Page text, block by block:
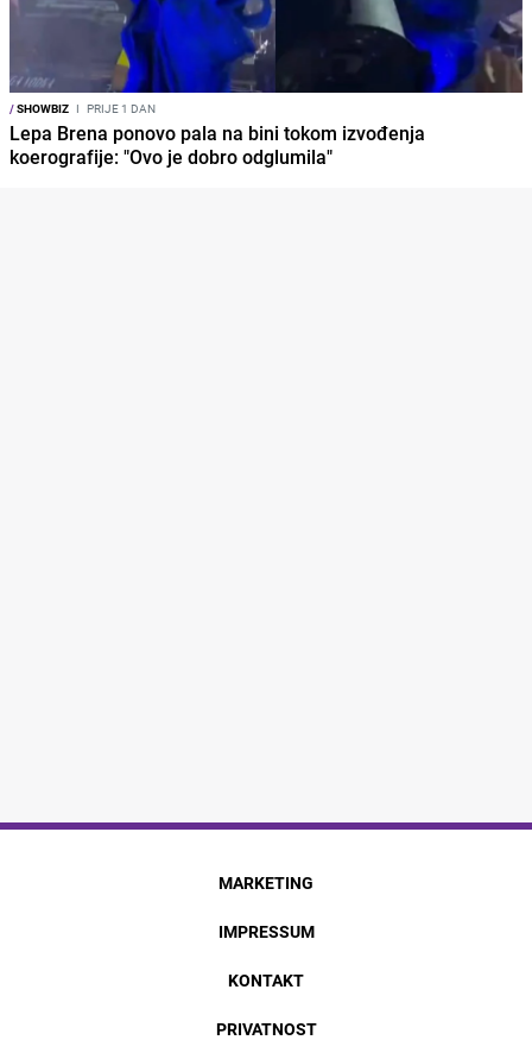
/SHOWBIZ I PRIJE 1 DAN
Lepa Brena ponovo pala na bini tokom izvođenja
koerografije: "Ovo je dobro odglumila"
MARKETING
IMPRESSUM
KONTAKT
PRIVATNOST